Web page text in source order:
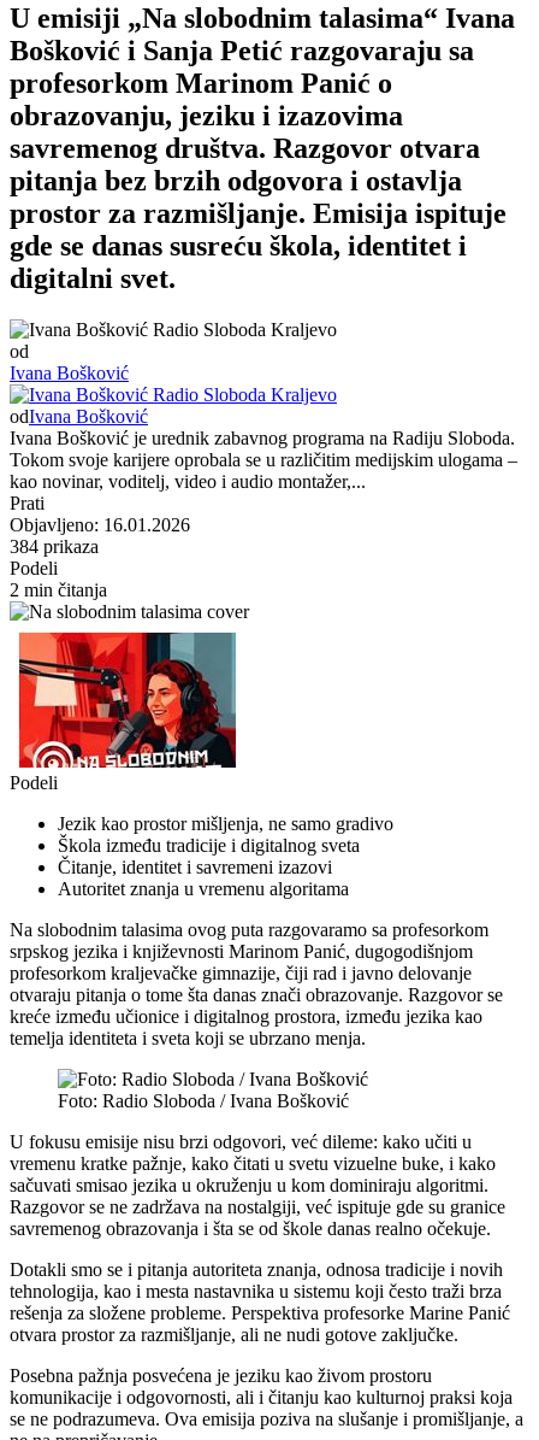
U emisiji „Na slobodnim talasima“ Ivana
Bošković i Sanja Petić razgovaraju sa
profesorkom Marinom Panić o
obrazovanju, jeziku i izazovima
savremenog društva. Razgovor otvara
pitanja bez brzih odgovora i ostavlja
prostor za razmišljanje. Emisija ispituje
gde se danas susreću škola, identitet i
digitalni svet.
od
Ivana Bošković
odIvana Bošković
Ivana Bošković je urednik zabavnog programa na Radiju Sloboda.
Tokom svoje karijere oprobala se u različitim medijskim ulogama –
kao novinar, voditelj, video i audio montažer,...
Prati
Objavljeno: 16.01.2026
384 prikaza
Podeli
2 min čitanja
Podeli
Jezik kao prostor mišljenja, ne samo gradivo
Škola između tradicije i digitalnog sveta
Čitanje, identitet i savremeni izazovi
Autoritet znanja u vremenu algoritama
Na slobodnim talasima ovog puta razgovaramo sa profesorkom
srpskog jezika i književnosti Marinom Panić, dugogodišnjom
profesorkom kraljevačke gimnazije, čiji rad i javno delovanje
otvaraju pitanja o tome šta danas znači obrazovanje. Razgovor se
kreće između učionice i digitalnog prostora, između jezika kao
temelja identiteta i sveta koji se ubrzano menja.
Foto: Radio Sloboda / Ivana Bošković
U fokusu emisije nisu brzi odgovori, već dileme: kako učiti u
vremenu kratke pažnje, kako čitati u svetu vizuelne buke, i kako
sačuvati smisao jezika u okruženju u kom dominiraju algoritmi.
Razgovor se ne zadržava na nostalgiji, već ispituje gde su granice
savremenog obrazovanja i šta se od škole danas realno očekuje.
Dotakli smo se i pitanja autoriteta znanja, odnosa tradicije i novih
tehnologija, kao i mesta nastavnika u sistemu koji često traži brza
rešenja za složene probleme. Perspektiva profesorke Marine Panić
otvara prostor za razmišljanje, ali ne nudi gotove zaključke.
Posebna pažnja posvećena je jeziku kao živom prostoru
komunikacije i odgovornosti, ali i čitanju kao kulturnoj praksi koja
se ne podrazumeva. Ova emisija poziva na slušanje i promišljanje, a